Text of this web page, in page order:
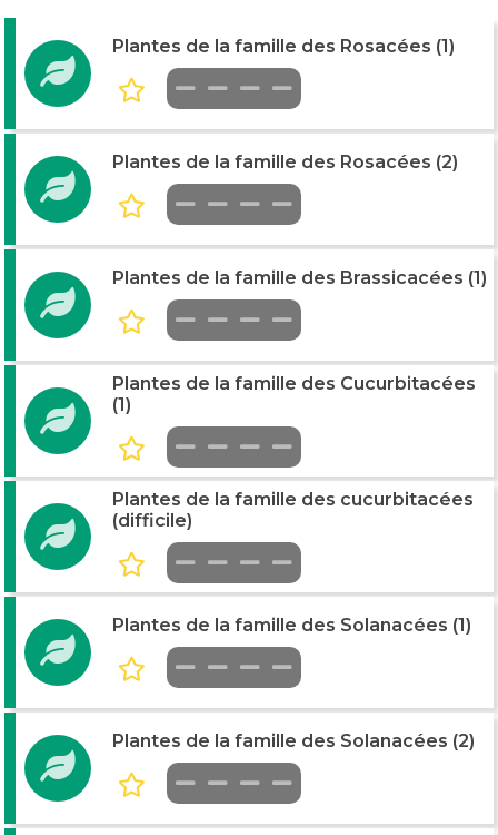
Plantes de la famille des Rosacées (1)
Plantes de la famille des Rosacées (2)
Plantes de la famille des Brassicacées (1)
Plantes de la famille des Cucurbitacées
(1)
Plantes de la famille des cucurbitacées
(difficile)
Plantes de la famille des Solanacées (1)
Plantes de la famille des Solanacées (2)